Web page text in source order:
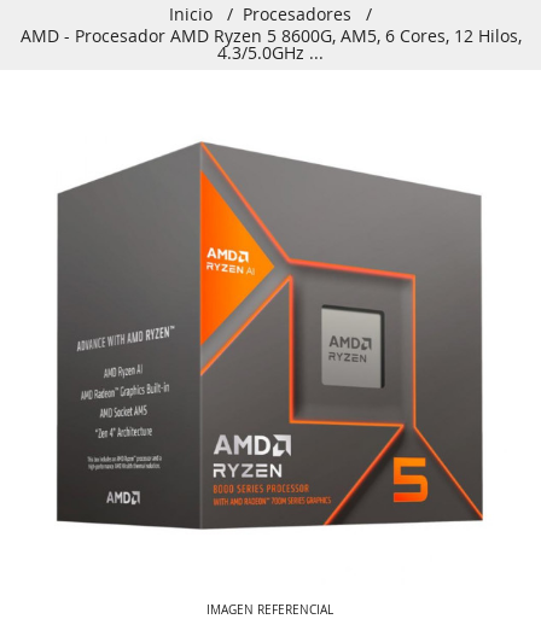
Inicio / Procesadores
/
AMD - Procesador AMD Ryzen 5 8600G, AM5, 6 Cores, 12 Hilos,
4.3/5.0GHz ...
IMAGEN REFERENCIAL